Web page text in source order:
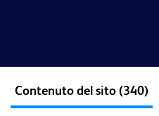
Contenuto del sito (340)